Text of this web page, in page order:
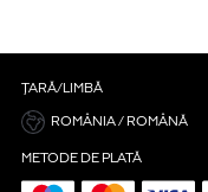
ȚARĂ/LIMBĂ
ROMÂNIA / ROMÂNĂ
METODE DE PLATĂ